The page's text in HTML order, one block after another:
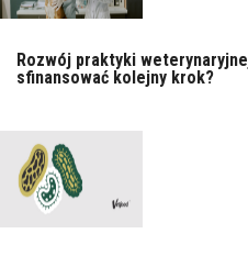
Rozwój praktyki
sfinansować kolejny krok?